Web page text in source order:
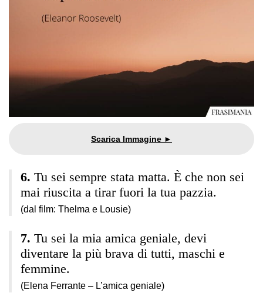
Tu sei sempre stata matta. È che non sei
mai riuscita a tirar fuori la tua pazzia.
(dal film: Thelma e Lousie)
Tu sei la mia amica geniale, devi
diventare la più brava di tutti, maschi e
femmine.
(Elena Ferrante – L’amica geniale)